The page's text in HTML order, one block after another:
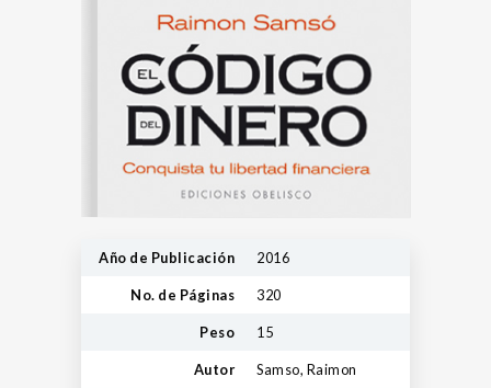
Año de Publicación 2016
No. de Páginas 320
Peso 15
Autor Samso, Raimon